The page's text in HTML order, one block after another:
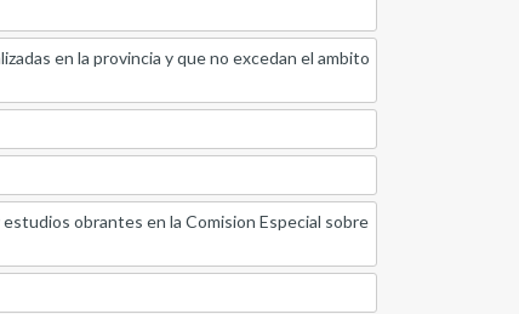
en la provincia y que no excedan el ambito
obrantes en la Comision Especial sobre